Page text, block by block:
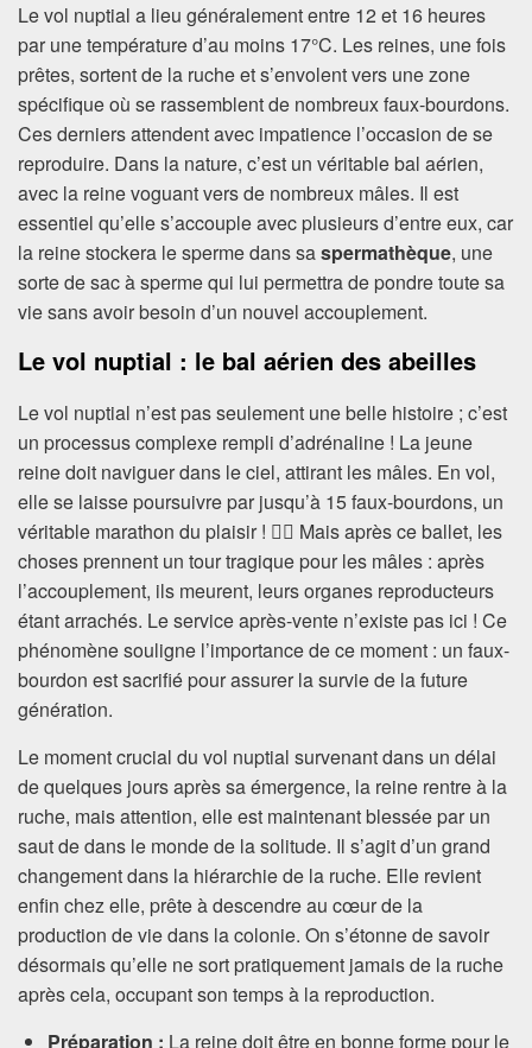
Le vol nuptial a lieu généralement entre 12 et 16 heures
par une température d’au moins 17°C. Les reines, une fois
prêtes, sortent de la ruche et s’envolent vers une zone
spécifique où se rassemblent de nombreux faux-bourdons.
Ces derniers attendent avec impatience l’occasion de se
reproduire. Dans la nature, c’est un véritable bal aérien,
avec la reine voguant vers de nombreux mâles. Il est
essentiel qu’elle s’accouple avec plusieurs d’entre eux, car
la reine stockera le sperme dans saspermathèque, une
sorte de sac à sperme qui lui permettra de pondre toute sa
vie sans avoir besoin d’un nouvel accouplement.
Le vol nuptial : le bal aérien des abeilles
Le vol nuptial n’est pas seulement une belle histoire ; c’est
un processus complexe rempli d’adrénaline ! La jeune
reine doit naviguer dans le ciel, attirant les mâles. En vol,
elle se laisse poursuivre par jusqu’à 15 faux-bourdons, un
véritable marathon du plaisir ! 🏃‍♂️ Mais après ce ballet, les
choses prennent un tour tragique pour les mâles : après
l’accouplement, ils meurent, leurs organes reproducteurs
étant arrachés. Le service après-vente n’existe pas ici ! Ce
phénomène souligne l’importance de ce moment : un faux-
bourdon est sacrifié pour assurer la survie de la future
génération.
Le moment crucial du vol nuptial survenant dans un délai
de quelques jours après sa émergence, la reine rentre à la
ruche, mais attention, elle est maintenant blessée par un
saut de dans le monde de la solitude. Il s’agit d’un grand
changement dans la hiérarchie de la ruche. Elle revient
enfin chez elle, prête à descendre au cœur de la
production de vie dans la colonie. On s’étonne de savoir
désormais qu’elle ne sort pratiquement jamais de la ruche
après cela, occupant son temps à la reproduction.
Préparation : La reine doit être en bonne forme pour le